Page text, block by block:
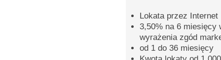
Lokata przez Internet
3,50% na 6 miesięcy
wyrażenia zgód
od 1 do 36 miesięcy